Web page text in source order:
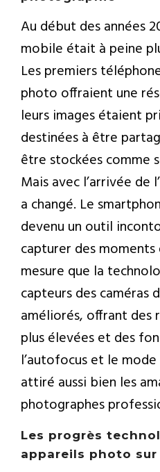
Au début des années
mobile était à peine
Les premiers
photo offraient une
leurs images étaient
destinées à être
être stockées comme
Mais avec l’arrivée de
a changé. Le
devenu un outil
capturer des
mesure que la
capteurs des caméras
améliorés, offrant des
plus élevées et des
l’autofocus et le
attiré aussi bien les
photographes
Les progrès
appareils photo